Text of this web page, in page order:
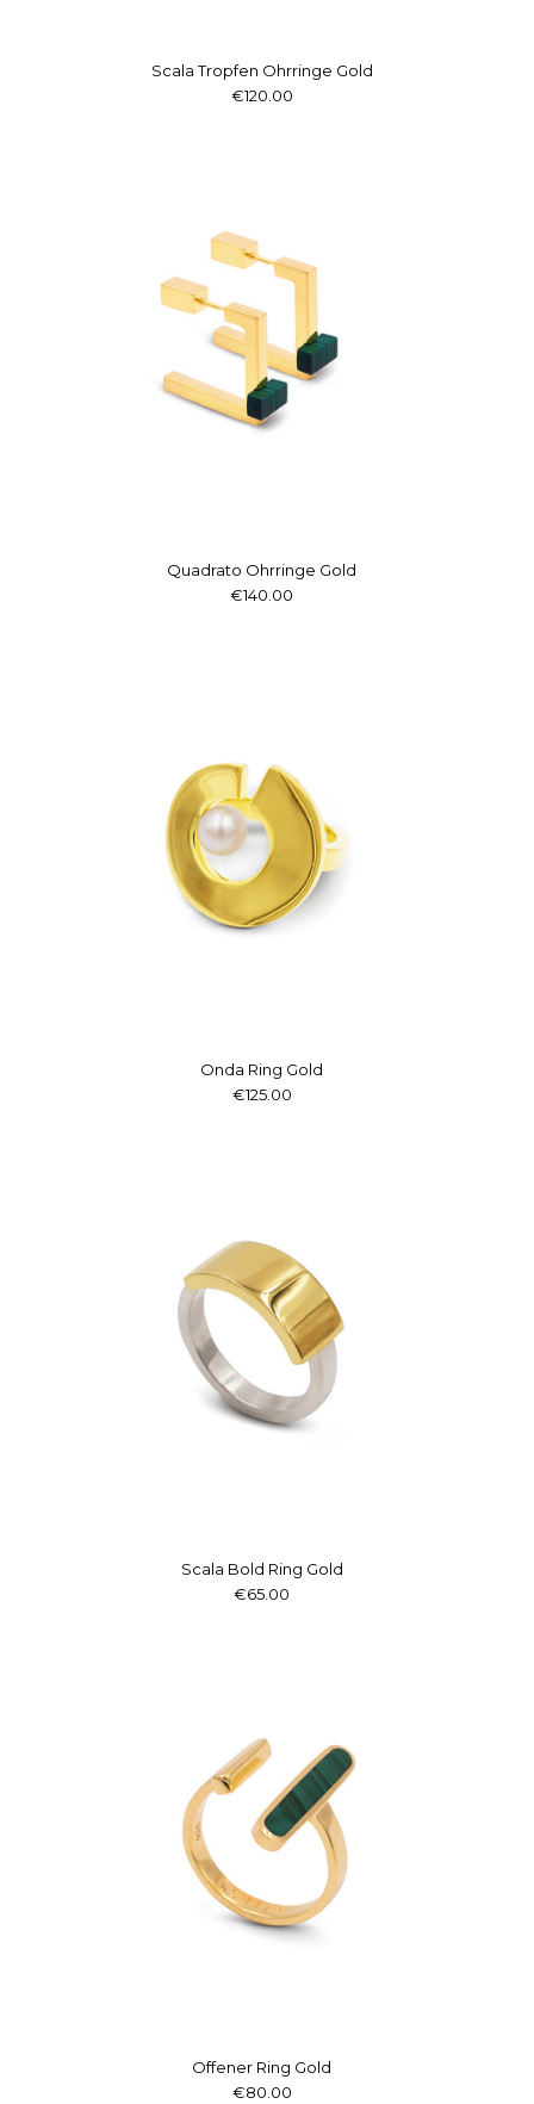
Scala Tropfen Ohrringe Gold
€120.00
Quadrato Ohrringe Gold
€140.00
Onda Ring Gold
€125.00
Scala Bold Ring Gold
€65.00
Offener Ring Gold
€80.00